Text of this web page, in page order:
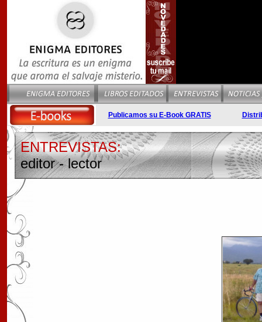
Publicamos su E-Book GRATIS
ENTREVISTAS:
editor - lector